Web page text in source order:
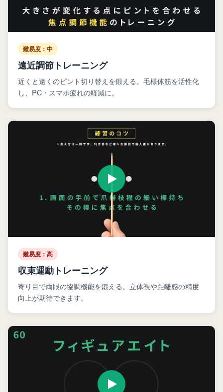
難易度：中
遠近調節トレーニング
近くと遠くのピント切り替えを鍛える。毛様体筋を活性化
し、PC・スマホ疲れの軽減に。
難易度：高
収束運動トレーニング
寄り目で両眼の協調機能を鍛える。立体視や距離感の精度
向上が期待できます。